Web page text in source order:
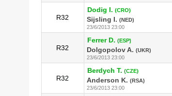
R32
Dodig I. (CRO)
Sijsling I. (NED)
23/6/2013 23:00
R32
Ferrer D. (ESP)
Dolgopolov A. (UKR)
23/6/2013 23:00
R32
Berdych T. (CZE)
Anderson K. (RSA)
23/6/2013 23:00